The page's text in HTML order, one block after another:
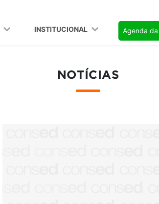
INSTITUCIONAL Agenda
NOTÍCIAS